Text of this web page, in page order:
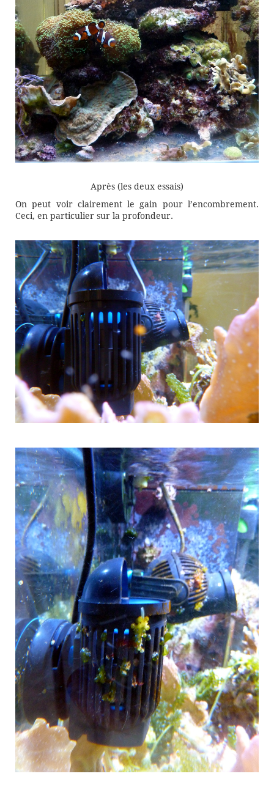
Après (les deux essais)
On peut voir clairement le gain pour l’encombrement.
Ceci, en particulier sur la profondeur.